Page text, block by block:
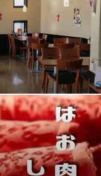
見る
駅前通り5号棟1F
チタイムサービス」を
く魚のあらを使った
イムサービスです。
！！ 500円メニューは
ナブルにお楽しみく
揃え！